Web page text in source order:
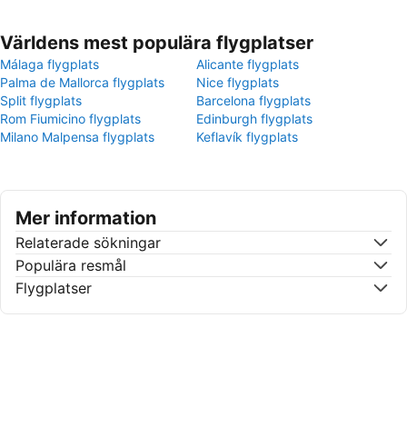
Världens mest populära flygplatser
Málaga flygplats
Alicante flygplats
Palma de Mallorca flygplats
Nice flygplats
Split flygplats
Barcelona flygplats
Rom Fiumicino flygplats
Edinburgh flygplats
Milano Malpensa flygplats
Keflavík flygplats
Mer information
Relaterade sökningar
Populära resmål
Flygplatser